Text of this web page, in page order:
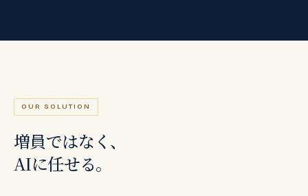
OUR SOLUTION
増員ではなく、
AIに任せる。